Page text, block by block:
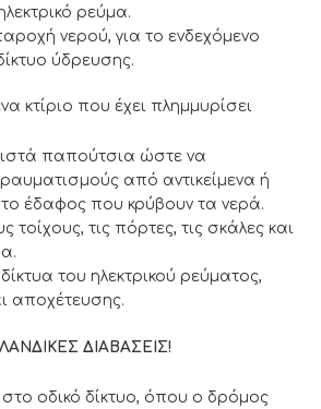
ρεύμα.
νερού, για το ενδεχόμενο
ύδρευσης.
κτίριο που έχει πλημμυρίσει
παπούτσια ώστε να
από αντικείμενα ή
έδαφος που κρύβουν τα νερά.
τοίχους, τις πόρτες, τις σκάλες και
του ηλεκτρικού ρεύματος,
αποχέτευσης.
ΔΙΑΒΑΣΕΙΣ!
οδικό δίκτυο, όπου ο δρόμος